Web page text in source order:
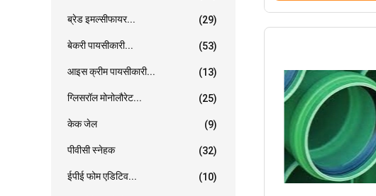
ब्रेड इमल्सीफायर... (29)
बेकरी पायसीकारी... (53)
आइस क्रीम पायसीकारी... (13)
ग्लिसरॉल मोनोलौरेट... (25)
केक जेल (9)
पीवीसी स्नेहक (32)
ईपीई फोम एडिटिव... (10)